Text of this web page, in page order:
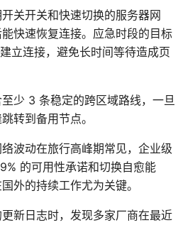
关开关和快速切换的服务器网
快速恢复连接。应急时段的目标
立连接，避免长时间等待造成页
少 3 条稳定的跨区域路线，一旦
转到备用节点。
波动在旅行高峰期常见，企业级
的可用性承诺和切换自愈能
外的持续工作尤为关键。
新日志时，发现多家厂商在最近